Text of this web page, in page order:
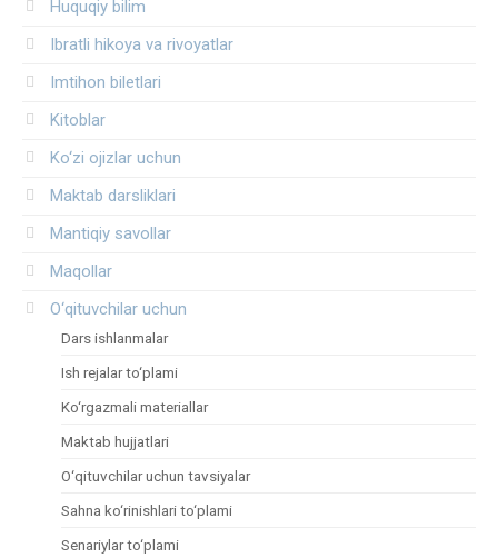
Huquqiy bilim
Ibratli hikoya va rivoyatlar
Imtihon biletlari
Kitoblar
Ko‘zi ojizlar uchun
Maktab darsliklari
Mantiqiy savollar
Maqollar
O‘qituvchilar uchun
Dars ishlanmalar
Ish rejalar to‘plami
Ko‘rgazmali materiallar
Maktab hujjatlari
O‘qituvchilar uchun tavsiyalar
Sahna ko‘rinishlari to‘plami
Senariylar to‘plami